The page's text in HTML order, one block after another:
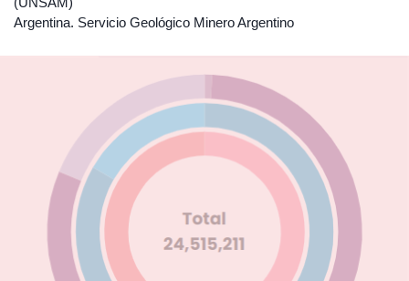
Argentina. Servicio Geológico Minero Argentino